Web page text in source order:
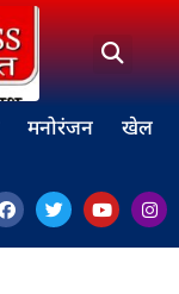
मनोरंजन खेल